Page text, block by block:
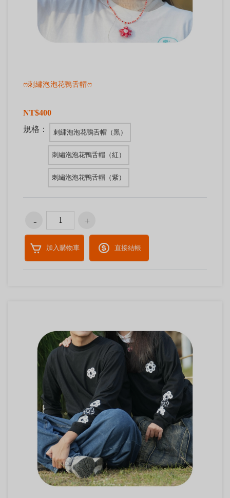
ෆ刺繡泡泡花鴨舌帽ෆ
NT$400
規格：
刺繡泡泡花鴨舌帽（黑）
刺繡泡泡花鴨舌帽（紅）
刺繡泡泡花鴨舌帽（紫）
加入購物車 直接結帳